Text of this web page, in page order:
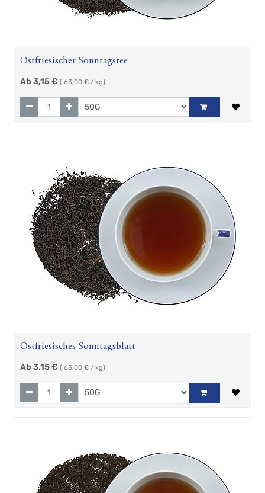
Ostfriesischer Sonntagstee
Ab 3,15€ ( 63,00 € / kg)
Ostfriesisches Sonntagsblatt
Ab 3,15€ ( 63,00 € / kg)